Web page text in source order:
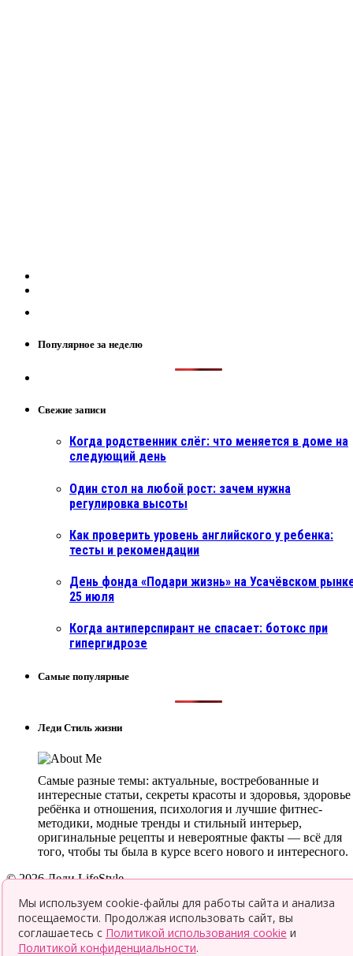
Популярное за неделю
Свежие записи
Когда родственник слёг: что меняется в доме на
следующий день
Один стол на любой рост: зачем нужна
регулировка высоты
Как проверить уровень английского у ребенка:
тесты и рекомендации
День фонда «Подари жизнь» на Усачёвском
25 июля
Когда антиперспирант не спасает: ботокс при
гипергидрозе
Самые популярные
Леди Стиль жизни
Самые разные темы: актуальные, востребованные и
интересные статьи, секреты красоты и здоровья, здоровье
ребёнка и отношения, психология и лучшие фитнес-
методики, модные тренды и стильный интерьер,
оригинальные рецепты и невероятные факты — всё для
того, чтобы ты была в курсе всего нового и интересного.
© 2026 Леди LifeStyle
TopМы используем cookie-файлы для работы сайта и анализа
посещаемости. Продолжая использовать сайт, вы
соглашаетесь с Политикой использования cookie и
Политикой конфиденциальности.